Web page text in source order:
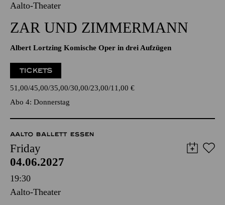
Aalto-Theater
ZAR UND ZIMMERMANN
Albert Lortzing Komische Oper in drei Aufzügen
TICKETS
51,00 45,00 35,00 30,00 23,00 11,00 €
Abo 4: Donnerstag
AALTO BALLETT ESSEN
Friday
04.06.2027
19:30
Aalto-Theater